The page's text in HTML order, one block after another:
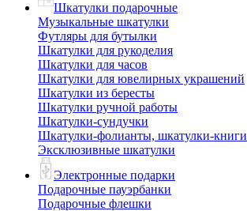
Шкатулки подарочные
Музыкальные шкатулки
Футляры для бутылки
Шкатулки для рукоделия
Шкатулки для часов
Шкатулки для ювелирных украшений
Шкатулки из бересты
Шкатулки ручной работы
Шкатулки-сундучки
Шкатулки-фолианты, шкатулки-книги
Эксклюзивные шкатулки
Электронные подарки
Подарочные пауэрбанки
Подарочные флешки